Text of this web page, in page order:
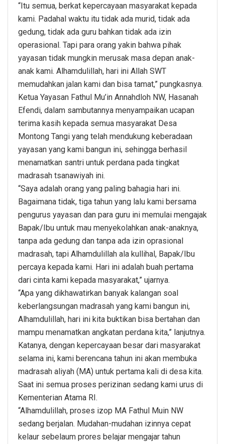
“Itu semua, berkat kepercayaan masyarakat kepada
kami. Padahal waktu itu tidak ada murid, tidak ada
gedung, tidak ada guru bahkan tidak ada izin
operasional. Tapi para orang yakin bahwa pihak
yayasan tidak mungkin merusak masa depan anak-
anak kami. Alhamdulillah, hari ini Allah SWT
memudahkan jalan kami dan bisa tamat,” pungkasnya.
Ketua Yayasan Fathul Mu’in Annahdloh NW, Hasanah
Efendi, dalam sambutannya menyampaikan ucapan
terima kasih kepada semua masyarakat Desa
Montong Tangi yang telah mendukung keberadaan
yayasan yang kami bangun ini, sehingga berhasil
menamatkan santri untuk perdana pada tingkat
madrasah tsanawiyah ini.
“Saya adalah orang yang paling bahagia hari ini.
Bagaimana tidak, tiga tahun yang lalu kami bersama
pengurus yayasan dan para guru ini memulai mengajak
Bapak/Ibu untuk mau menyekolahkan anak-anaknya,
tanpa ada gedung dan tanpa ada izin oprasional
madrasah, tapi Alhamdulillah ala kullihal, Bapak/Ibu
percaya kepada kami. Hari ini adalah buah pertama
dari cinta kami kepada masyarakat,” ujarnya.
“Apa yang dikhawatirkan banyak kalangan soal
keberlangsungan madrasah yang kami bangun ini,
Alhamdulillah, hari ini kita buktikan bisa bertahan dan
mampu menamatkan angkatan perdana kita,” lanjutnya.
Katanya, dengan kepercayaan besar dari masyarakat
selama ini, kami berencana tahun ini akan membuka
madrasah aliyah (MA) untuk pertama kali di desa kita.
Saat ini semua proses perizinan sedang kami urus di
Kementerian Atama RI.
“Alhamdulillah, proses izop MA Fathul Muin NW
sedang berjalan. Mudahan-mudahan izinnya cepat
kelaur sebelaum prores belajar mengajar tahun